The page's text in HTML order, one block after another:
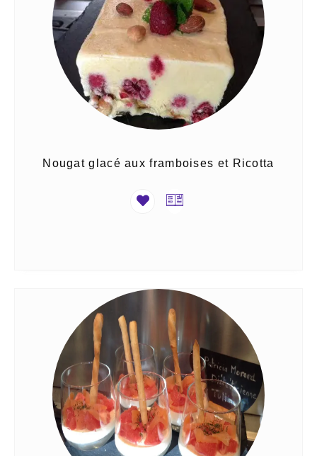
Nougat glacé aux framboises et Ricotta